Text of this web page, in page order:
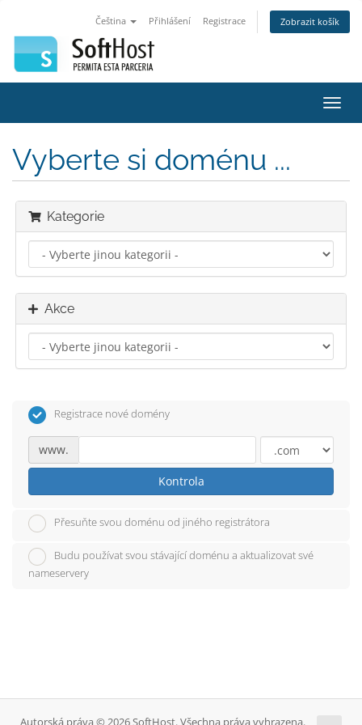
Čeština Přihlášení Registrace Zobrazit košík
Vyberte si doménu ...
Kategorie
Akce
Registrace nové domény
www.
Kontrola
Přesuňte svou doménu od jiného registrátora
Budu používat svou stávající doménu a aktualizovat své
nameservery
Autorská práva © 2026 SoftHost. Všechna práva vyhrazena.